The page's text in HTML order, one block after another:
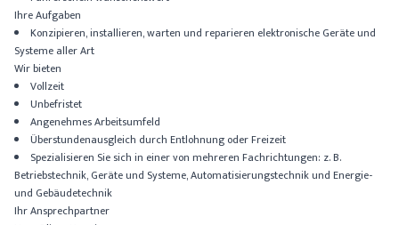
Ihre Aufgaben
Konzipieren, installieren, warten und reparieren elektronische Geräte und
Systeme aller Art
Wir bieten
Vollzeit
Unbefristet
Angenehmes Arbeitsumfeld
Überstundenausgleich durch Entlohnung oder Freizeit
Spezialisieren Sie sich in einer von mehreren Fachrichtungen: z. B.
Betriebstechnik, Geräte und Systeme, Automatisierungstechnik und Energie-
und Gebäudetechnik
Ihr Ansprechpartner